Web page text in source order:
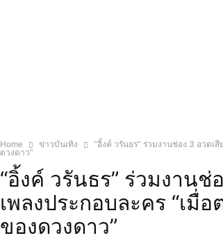
Home ข่าวบันเทิง
“อิ้งค์ วรันธร” ร่วมงานช่อง 3 อวดเ
ดวงดาว”
“อิ้งค์ วรันธร” ร่วมงานช่
เพลงประกอบละคร “เมื่
ของดวงดาว”